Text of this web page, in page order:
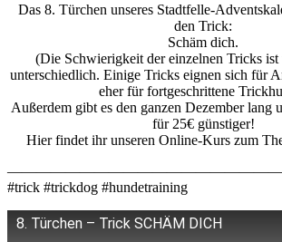
Das 8. Türchen unseres Stadtfelle-
den Trick:
Schäm dich.
(Die Schwierigkeit der einzelnen Tricks ist
unterschiedlich. Einige Tricks eignen sich für
eher für fortgeschrittene
Außerdem gibt es den ganzen Dezember lang
für 25€ günstiger!
Hier findet ihr unseren Online-Kurs zum
#trick #trickdog #hundetraining
8. Türchen – Trick SCHÄM DICH